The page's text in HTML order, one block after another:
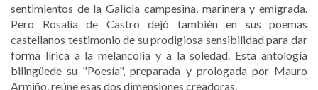
sentimientos de la Galicia campesina, marinera y emigrada.
Pero Rosalía de Castro dejó también en sus poemas
castellanos testimonio de su prodigiosa sensibilidad para dar
forma lírica a la melancolía y a la soledad. Esta antología
bilingüede su "Poesía", preparada y prologada por Mauro
Armiño, reúne esas dos dimensiones creadoras.